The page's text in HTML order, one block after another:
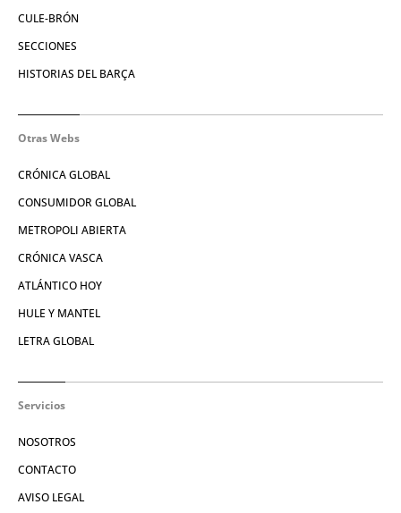
CULE-BRÓN
SECCIONES
HISTORIAS DEL BARÇA
Otras Webs
CRÓNICA GLOBAL
CONSUMIDOR GLOBAL
METROPOLI ABIERTA
CRÓNICA VASCA
ATLÁNTICO HOY
HULE Y MANTEL
LETRA GLOBAL
Servicios
NOSOTROS
CONTACTO
AVISO LEGAL